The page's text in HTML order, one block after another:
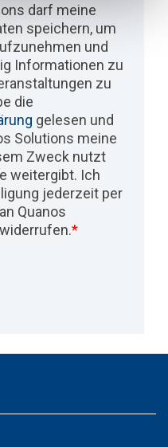
darf meine
speichern, um
und
Informationen zu
zu
die
gelesen und
Solutions meine
Zweck nutzt
weitergibt. Ich
jederzeit per
Quanos
*